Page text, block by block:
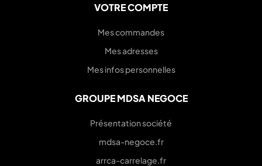
VOTRE COMPTE
Mes commandes
Mes adresses
Mes infos personnelles
GROUPE MDSA NEGOCE
Présentation société
mdsa-negoce.fr
arrca-carrelage.fr